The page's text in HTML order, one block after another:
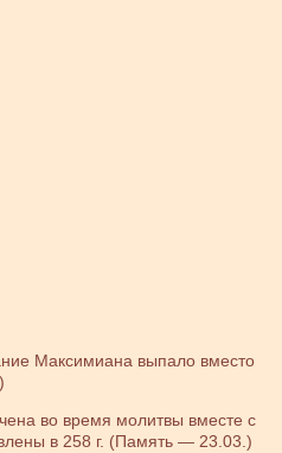
Максимиана выпало вместо
во время молитвы вместе с
в 258 г. (Память — 23.03.)